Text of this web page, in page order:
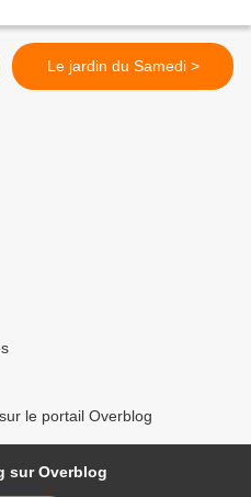
Le jardin du Samedi >
le portail Overblog
sur Overblog